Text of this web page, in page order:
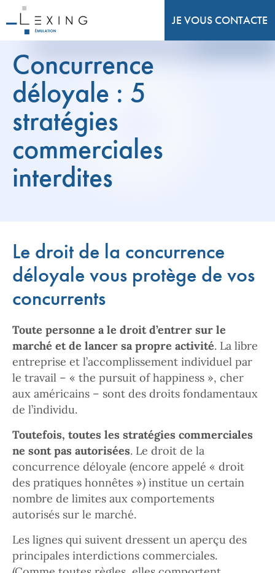
JE VOUS CONTACTE
Concurrence
déloyale : 5
stratégies
commerciales
interdites
Le droit de la concurrence
déloyale vous protège de vos
concurrents
Toute personne a le droit d’entrer sur le
marché et de lancer sa propre activité. La libre
entreprise et l’accomplissement individuel par
le travail – « the pursuit of happiness », cher
aux américains – sont des droits fondamentaux
de l’individu.
Toutefois, toutes les stratégies commerciales
ne sont pas autorisées. Le droit de la
concurrence déloyale (encore appelé « droit
des pratiques honnêtes ») institue un certain
nombre de limites aux comportements
autorisés sur le marché.
Les lignes qui suivent dressent un aperçu des
principales interdictions commerciales.